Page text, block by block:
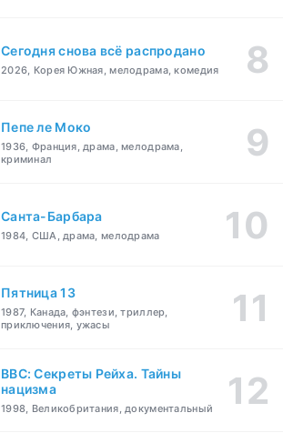
Сегодня снова всё распродано
2026, Корея Южная, мелодрама, комедия
Пепе ле Моко
1936, Франция, драма, мелодрама,
криминал
Санта-Барбара
1984, США, драма, мелодрама
Пятница 13
1987, Канада, фэнтези, триллер,
приключения, ужасы
BBC: Секреты Рейха. Тайны
нацизма
1998, Великобритания, документальный